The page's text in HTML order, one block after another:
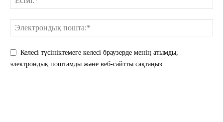
Келесі түсініктемеге келесі браузерде менің атымды,
электрондық поштамды және веб-сайтты сақтаңыз.